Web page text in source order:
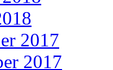
2017
2017